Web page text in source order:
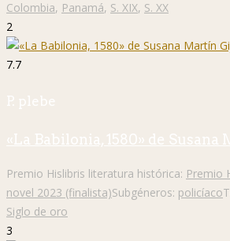
Colombia, Panamá, S. XIX, S. XX
2
7.7
P. plebe
«La Babilonia, 1580» de
Premio Hislibris literatura histórica: Premio
novel 2023 (finalista)Subgéneros: policíaco
Siglo de oro
3